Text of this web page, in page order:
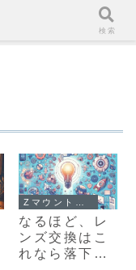
なるほど、レ
ンズ交換はこ
れなら落下の
検索